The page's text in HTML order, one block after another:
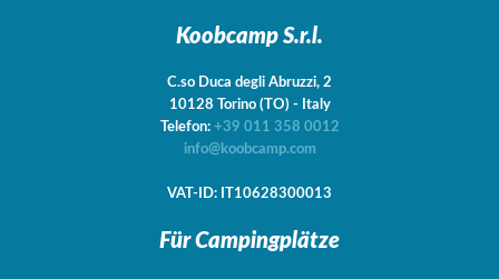
Koobcamp S.r.l.
C.so Duca degli Abruzzi, 2
10128 Torino (TO) - Italy
Telefon: +39 011 358 0012
info@koobcamp.com
VAT-ID: IT10628300013
Für Campingplätze